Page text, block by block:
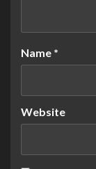
Name *
Website